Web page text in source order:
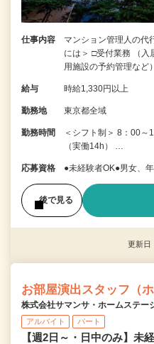
仕事内容
マンション管理人の代
には＞ □受付業務 （入
用施設の予約管理など
給与 時給1,330円以上
勤務地 東京都全域
勤務時間
＜シフト制＞ 8：00
（実働14h） …
応募資格 ●未経験者OK●男女、
後で見る
更新日
お部屋演出スタッフ（
株式会社サマンサ・ホームステー
アルバイト パート
【週2日～・日中のみ】